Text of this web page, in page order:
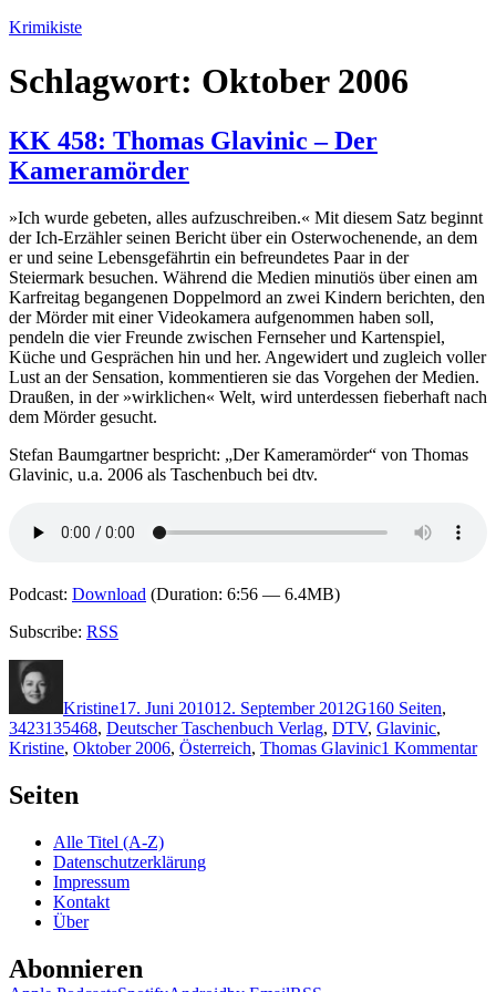
Zum
springen
Krimikiste
Schlagwort: Oktober 2006
KK 458: Thomas Glavinic – Der
Kameramörder
»Ich wurde gebeten, alles aufzuschreiben.« Mit diesem Satz beginnt
der Ich-Erzähler seinen Bericht über ein Osterwochenende, an dem
er und seine Lebensgefährtin ein befreundetes Paar in der
Steiermark besuchen. Während die Medien minutiös über einen am
Karfreitag begangenen Doppelmord an zwei Kindern berichten, den
der Mörder mit einer Videokamera aufgenommen haben soll,
pendeln die vier Freunde zwischen Fernseher und Kartenspiel,
Küche und Gesprächen hin und her. Angewidert und zugleich voller
Lust an der Sensation, kommentieren sie das Vorgehen der Medien.
Draußen, in der »wirklichen« Welt, wird unterdessen fieberhaft nach
dem Mörder gesucht.
Stefan Baumgartner bespricht: „Der Kameramörder“ von Thomas
Glavinic, u.a. 2006 als Taschenbuch bei dtv.
Podcast: Download (Duration: 6:56 — 6.4MB)
Subscribe: RSS
Kristine17. Juni 201012. September 2012G160 Seiten,
3423135468, Deutscher Taschenbuch Verlag, DTV, Glavinic,
Kristine, Oktober 2006, Österreich, Thomas Glavinic1 Kommentarzu
Seiten
Alle Titel (A-Z)
Datenschutzerklärung
Impressum
Kontakt
Über
Abonnieren